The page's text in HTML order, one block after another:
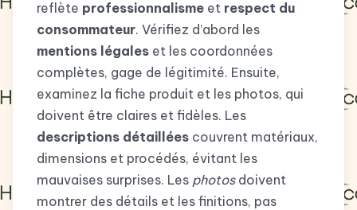
reflète professionnalisme et respect du
consommateur. Vérifiez d’abord les
mentions légales et les coordonnées
complètes, gage de légitimité. Ensuite,
examinez la fiche produit et les photos, qui
doivent être claires et fidèles. Les
descriptions détaillées couvrent matériaux,
dimensions et procédés, évitant les
mauvaises surprises. Les photosdoivent
montrer des détails et les finitions, pas